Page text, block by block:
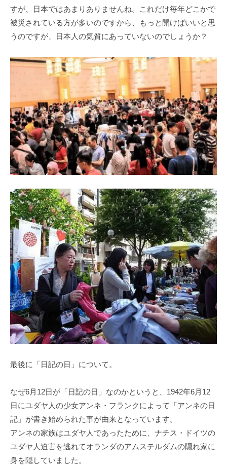
すが、日本ではあまりありませんね。これだけ毎年どこかで
被災されている方が多いのですから、もっと開けばいいと思
うのですが、日本人の気質にあっていないのでしょうか？
最後に「日記の日」について。
なぜ6月12日が「日記の日」なのかというと、1942年6月12
日にユダヤ人の少女アンネ・フランクによって「アンネの日
記」が書き始められた事が由来となっています。
アンネの家族はユダヤ人であったために、ナチス・ドイツの
ユダヤ人迫害を逃れてオランダのアムステルダムの隠れ家に
身を隠していました。